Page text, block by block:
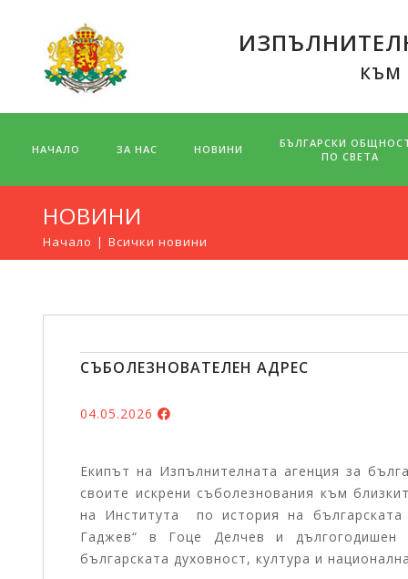
КЪМ
НАЧАЛО ЗА НАС НОВИНИ
БЪЛГАРСКИ
ПО СВЕТА
НОВИНИ
Начало Всички новини
СЪБОЛЕЗНОВАТЕЛЕН АДРЕС
04.05.2026
Екипът на Изпълнителната агенция за
своите искрени съболезнования към
на Института по история на
Гаджев“ в Гоце Делчев и дългогодишен
българската духовност, култура и